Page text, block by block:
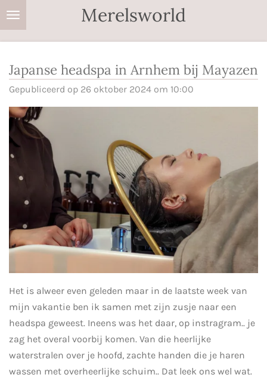
Ga
direct
hoofdinhoud
Merelsworld
Japanse headspa in Arnhem bij Mayazen
Gepubliceerd op 26 oktober 2024 om 10:00
Het is alweer even geleden maar in de laatste week van
mijn vakantie ben ik samen met zijn zusje naar een
headspa geweest. Ineens was het daar, op instragram.. je
zag het overal voorbij komen. Van die heerlijke
waterstralen over je hoofd, zachte handen die je haren
wassen met overheerlijke schuim.. Dat leek ons wel wat.